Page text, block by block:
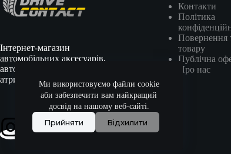
Ми використовуємо файли cookie
аби забезпечити вам найкращий
досвід на нашому веб-сайті.
Прийняти Відхилити
Інтернет-магазин
автомобільних аксесуарів,
автотоварів, гоночної
атрибутики та сувенірів.
Контакти
Політика
Повернення
товару
Публічна
Про нас